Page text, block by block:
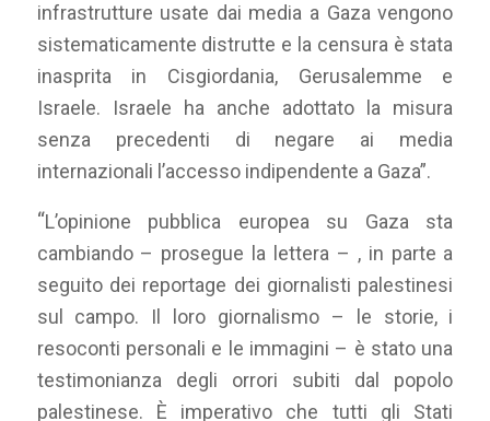
infrastrutture usate dai media a Gaza vengono
sistematicamente distrutte e la censura è stata
inasprita in Cisgiordania, Gerusalemme e
Israele. Israele ha anche adottato la misura
senza precedenti di negare ai media
internazionali l’accesso indipendente a Gaza”.
“L’opinione pubblica europea su Gaza sta
cambiando – prosegue la lettera – , in parte a
seguito dei reportage dei giornalisti palestinesi
sul campo. Il loro giornalismo – le storie, i
resoconti personali e le immagini – è stato una
testimonianza degli orrori subiti dal popolo
palestinese. È imperativo che tutti gli Stati